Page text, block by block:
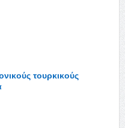
τουρκικούς